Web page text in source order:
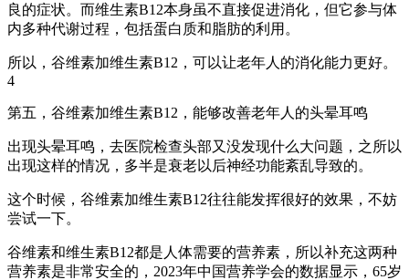
良的症状。而维生素B12本身虽不直接促进消化，但它参与体
内多种代谢过程，包括蛋白质和脂肪的利用。
所以，谷维素加维生素B12，可以让老年人的消化能力更好。
4
第五，谷维素加维生素B12，能够改善老年人的头晕耳鸣
出现头晕耳鸣，去医院检查头部又没发现什么大问题，之所以
出现这样的情况，多半是衰老以后神经功能紊乱导致的。
这个时候，谷维素加维生素B12往往能发挥很好的效果，不妨
尝试一下。
谷维素和维生素B12都是人体需要的营养素，所以补充这两种
营养素是非常安全的，2023年中国营养学会的数据显示，65岁